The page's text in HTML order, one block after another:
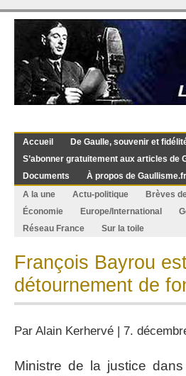
Accueil De Gaulle, souvenir et
S’abonner gratuitement aux articles de
Documents
À propos de Gaullisme.fr
A la une
Actu-politique Brèves
Économie
Europe/International
Réseau France
Sur la toile
François Bayrou
détournement de
Par Alain Kerhervé | 7.
Ministre de la justice